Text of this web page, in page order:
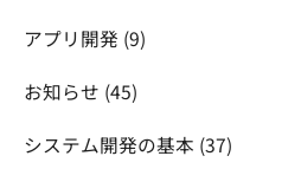
アプリ開発 (9)
お知らせ (45)
システム開発の基本 (37)